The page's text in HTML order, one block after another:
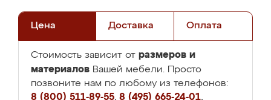
Цена Доставка Оплата
Стоимость зависит от размеров и
материалов Вашей мебели. Просто
позвоните нам по любому из телефонов:
8 (800) 511-89-55, 8 (495) 665-24-01,